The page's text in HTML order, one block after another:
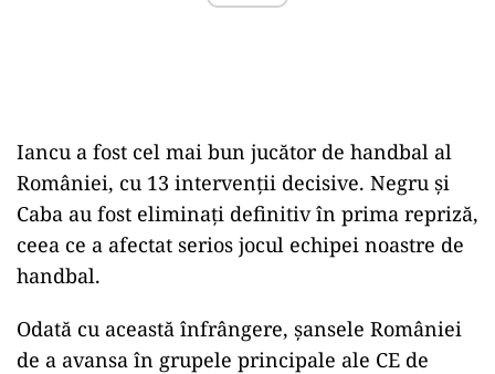
Iancu a fost cel mai bun jucător de handbal al
României, cu 13 intervenții decisive. Negru și
Caba au fost eliminați definitiv în prima repriză,
ceea ce a afectat serios jocul echipei noastre de
handbal.
Odată cu această înfrângere, șansele României
de a avansa în grupele principale ale CE de